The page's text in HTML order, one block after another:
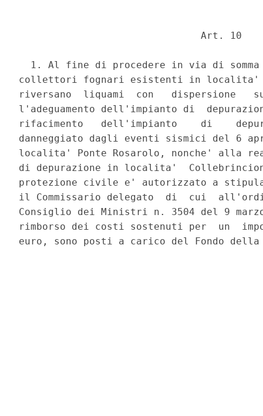
                               Art. 10
1. Al fine di procedere in via di
collettori fognari esistenti in localita'
riversano  liquami  con   dispersione
l'adeguamento dell'impianto di
rifacimento   dell'impianto    di
danneggiato dagli eventi sismici del 6
localita' Ponte Rosarolo, nonche' alla
di depurazione in localita'
protezione civile e' autorizzato a
il Commissario delegato  di  cui
Consiglio dei Ministri n. 3504 del 9
rimborso dei costi sostenuti per  un